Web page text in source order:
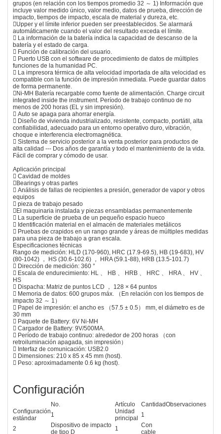
grupos (en relación con los tiempos promedio 32 ～ 1) Información que
incluye valor medido único, valor medio, datos de prueba, dirección de
impacto, tiempos de impacto, escala de material y dureza, etc.
Upper y el límite inferior pueden ser preestablecidos. Se alarmará
automáticamente cuando el valor del resultado exceda el límite.
 La información de la batería indica la capacidad de descanso de la
batería y el estado de carga.
 Función de calibración del usuario.
 Puerto USB con el software de procedimiento de datos de múltiples
funciones de la humanidad PC.
 La impresora térmica de alta velocidad importada de alta velocidad es
compatible con la función de impresión inmediata. Puede guardar datos
de forma permanente.
Ni-MH Batería recargable como fuente de alimentación. Charge circuit
integrated inside the instrument. Período de trabajo continuo de no
menos de 200 horas (EL y sin impresión).
 Auto se apaga para ahorrar energía.
 Diseño de vivienda industrializado, resistente, compacto, portátil, alta
confiabilidad, adecuado para un entorno operativo duro, vibración,
choque e interferencia electromagnética.
 Sistema de servicio posterior a la venta posterior para productos de
alta calidad --- Dos años de garantía y todo el mantenimiento de la vida.
Fácil de comprar y cómodo de usar.
Aplicación principal
 Cavidad de moldes
Bearings y otras partes
 Análisis de fallas de recipientes a presión, generador de vapor y otros
equipos
 pieza de trabajo pesado
El maquinaria instalada y piezas ensambladas permanentemente
 La superficie de prueba de un pequeño espacio hueco
 Identificación material en el almacén de materiales metálicos
 Pruebas de crapidos en un rango grande y áreas de múltiples medidas
para una pieza de trabajo a gran escala.
Especificaciones técnicas
Rango de medición: HLD (170-960), HRC (17.9-69.5), HB (19-683), HV
(80-1042) ， HS (30.6-102.6) ， HRA (59.1-88), HRB (13.5-101.7)
 Dirección de medición: 360 °
 Escala de endurecimiento: HL 、 HB 、 HRB 、 HRC 、 HRA 、 HV 、
HS
 Dispacha: Matriz de puntos LCD ， 128 × 64 puntos
 Memoria de datos: 600 grupos máx. （En relación con los tiempos de
impacto 32 ～ 1）
 Papel de impresión: el ancho es （57.5 ± 0.5） mm, el diámetro es de
30 mm
 Paquete de Battery: 6V Ni-MH
 Cargador de Battery: 9V/500MA.
 Período de trabajo continuo: alrededor de 200 horas （con
retroiluminación apagada, sin impresión）
 Interfaz de comunicación: USB2.0
 Dimensiones: 210 x 85 x 45 mm (host).
 Peso: aproximadamente 0.6 kg (host).
Configuración
No. Artículo CantidadObservaciones
Configuración
estándar
1
Unidad
principal 1
2
Dispositivo de impacto
de tipo D
1
Con
cable